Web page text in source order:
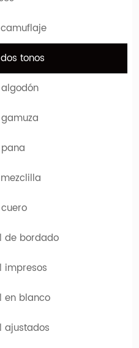
Caps Factory (hx-
de diseñar su propio
como en color. El
tonos
de bordado
impresos
en blanco
ajustados